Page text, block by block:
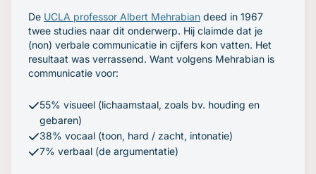
De UCLA professor Albert Mehrabian deed in 1967
twee studies naar dit onderwerp. Hij claimde dat je
(non) verbale communicatie in cijfers kon vatten. Het
resultaat was verrassend. Want volgens Mehrabian is
communicatie voor:
55% visueel (lichaamstaal, zoals bv. houding en
gebaren)
38% vocaal (toon, hard / zacht, intonatie)
7% verbaal (de argumentatie)